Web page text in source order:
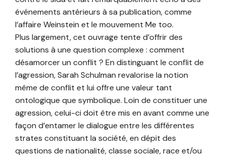
événements antérieurs à sa publication, comme
l’affaire Weinstein et le mouvement Me too.
Plus largement, cet ouvrage tente d’offrir des
solutions à une question complexe : comment
désamorcer un conflit ? En distinguant le conflit de
l’agression, Sarah Schulman revalorise la notion
même de conflit et lui offre une valeur tant
ontologique que symbolique. Loin de constituer une
agression, celui-ci doit être mis en avant comme une
façon d’entamer le dialogue entre les différentes
strates constituant la société, en dépit des
questions de nationalité, classe sociale, race et/ou